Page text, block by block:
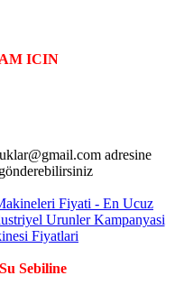
ICIN
Sebiline